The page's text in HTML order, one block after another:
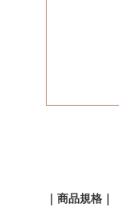
｜商品規格｜